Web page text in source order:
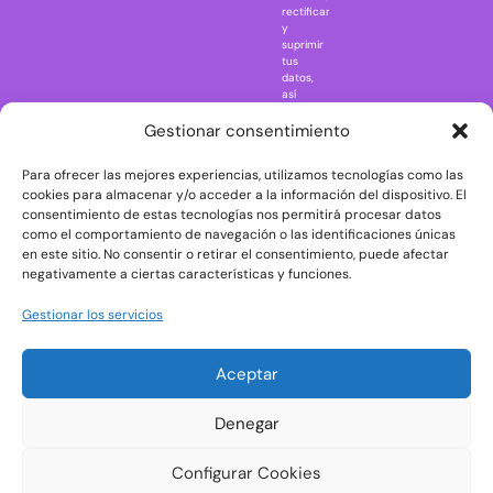
Gestionar consentimiento
Para ofrecer las mejores experiencias, utilizamos tecnologías como las
cookies para almacenar y/o acceder a la información del dispositivo. El
consentimiento de estas tecnologías nos permitirá procesar datos
como el comportamiento de navegación o las identificaciones únicas
en este sitio. No consentir o retirar el consentimiento, puede afectar
negativamente a ciertas características y funciones.
Gestionar los servicios
Aceptar
Denegar
Configurar Cookies
Rick and
The Big Bang
Theory
The Blues
Brothers
The
The Shining
rectificar
y
suprimir
tus
datos,
así
ejercer
consultando
la
información
adicional
y
detallada
sobre